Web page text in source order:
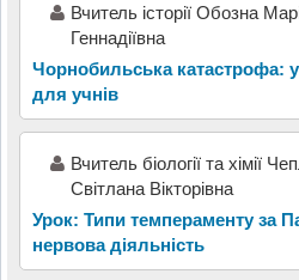
Вчитель історії Обозна
Геннадіївна
Чорнобильська катастрофа:
для учнів
Вчитель біології та хімії
Світлана Вікторівна
Урок: Типи темпераменту за
нервова діяльність